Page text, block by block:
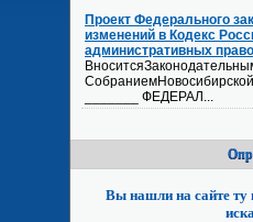
Проект Федерального
изменений в Кодекс
административных
_______ ФЕДЕРАЛ...
Вы нашли на сайте